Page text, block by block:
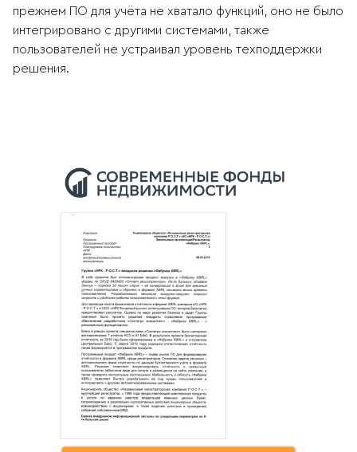
прежнем ПО для учёта не хватало функций, оно не было
интегрировано с другими системами, также
пользователей не устраивал уровень техподдержки
решения.